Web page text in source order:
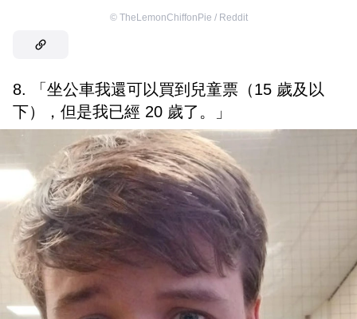
© TheLemonChiffonPie / Reddit
8. 「坐公車我還可以買到兒童票（15 歲及以
下），但是我已經 20 歲了。」